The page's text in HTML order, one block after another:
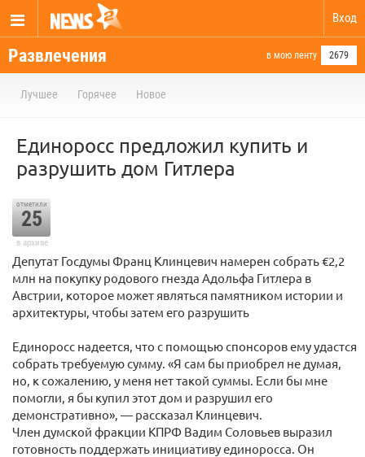
Вход
Развлечения в мою ленту 2679
Лучшее Горячее Новое
Единоросс предложил купить и
разрушить дом Гитлера
отметили
25
в архиве
Депутат Госдумы Франц Клинцевич намерен собрать €2,2
млн на покупку родового гнезда Адольфа Гитлера в
Австрии, которое может являться памятником истории и
архитектуры, чтобы затем его разрушить
Единоросс надеется, что с помощью спонсоров ему удастся
собрать требуемую сумму. «Я сам бы приобрел не думая,
но, к сожалению, у меня нет такой суммы. Если бы мне
помогли, я бы купил этот дом и разрушил его
демонстративно», — рассказал Клинцевич.
Член думской фракции КПРФ Вадим Соловьев выразил
готовность поддержать инициативу единоросса. Он